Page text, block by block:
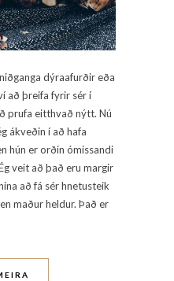
dýraafurðir eða
að þreifa fyrir sér í
prufa eitthvað nýtt. Nú
ákveðin í að hafa
hún er orðin ómissandi
veit að það eru margir
að fá sér hnetusteik
maður heldur. Það er